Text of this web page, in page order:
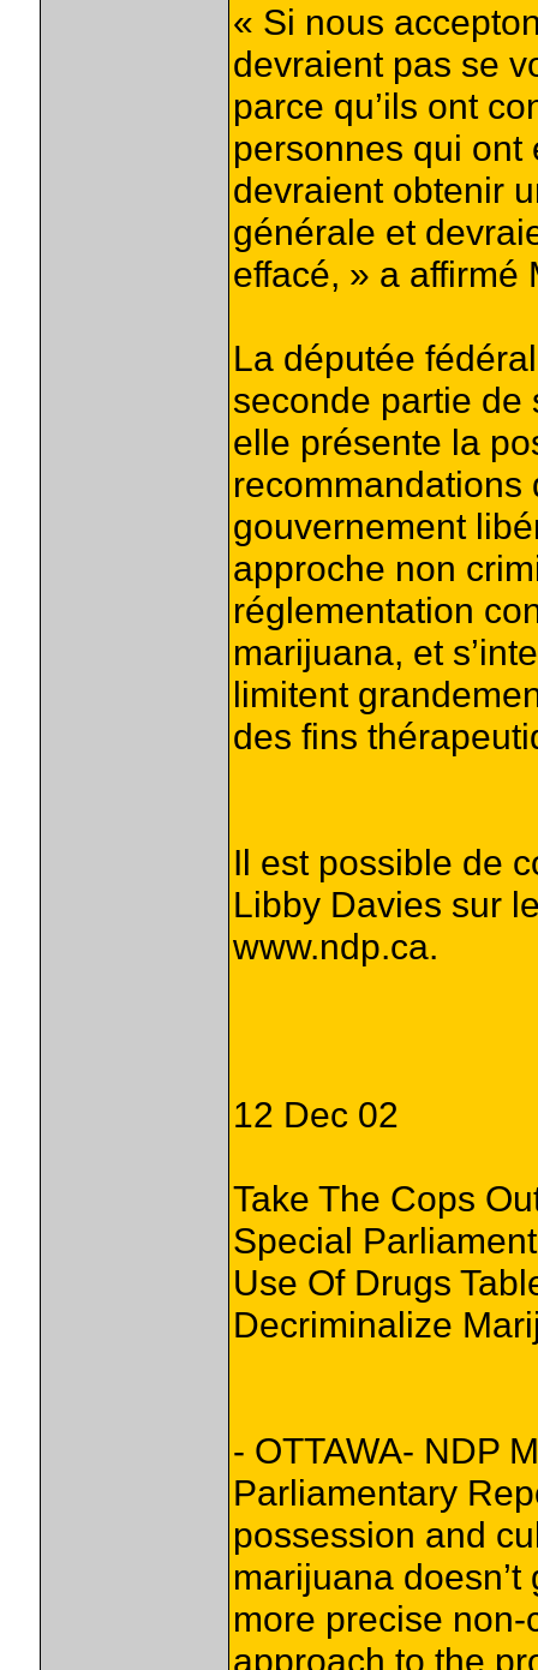
« Si nous
devraient pas se
parce qu’ils ont
personnes qui ont
devraient obtenir
générale et
effacé, » a affirmé
La députée
seconde partie de
elle présente la
recommandations
gouvernement
approche non
réglementation
marijuana, et
limitent
des fins
Il est possible de
Libby Davies sur
www.ndp.ca.
12 Dec 02
Take The Cops
Special
Use Of Drugs
Decriminalize
- OTTAWA- NDP
Parliamentary
possession and
marijuana
more precise
approach to the